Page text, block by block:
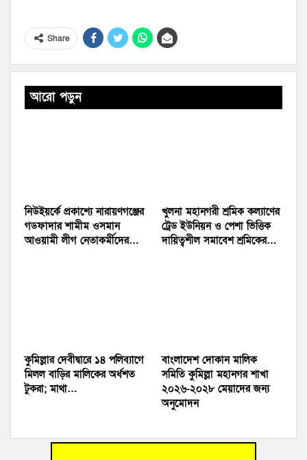
Share
আরো পড়ুন
নিউইয়র্কে প্রকাশ্যে নারায়ণগঞ্জের
গডফাদার শামীম ওসমান
আওয়ামী লীগ নেতাকর্মীদের…
খুলনা মহানগরী শ্রমিক কল্যাণের
ট্রেড ইউনিয়ন ও পেশা ভিত্তিক
দায়িত্বশীল সমাবেশ শ্রমিকের…
কুমিল্লার দেবীদ্বারে ১৪ পলিব‍্যাগে
মিলল বাড়ির মালিকের অর্ধশত
টুকরা; মাথা…
বাংলাদেশ দোকান মালিক
সমিতি কুমিল্লা মহানগর শাখা
২০২৬-২০২৮ মেয়াদের জন্য
অনুমোদন